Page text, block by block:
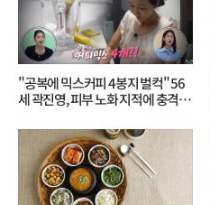
"공복에 믹스커피 4봉지 벌컥" 56
세 곽진영, 피부 노화 지적에 충격…